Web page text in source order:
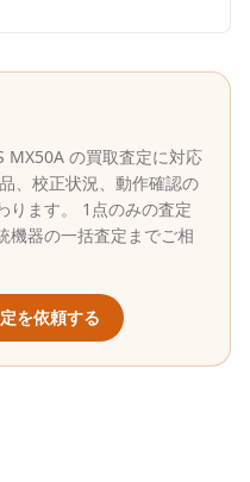
MX50A の買取査定に対応
、校正状況、動作確認の
ります。 1点のみの査定
機器の一括査定までご相
を依頼する